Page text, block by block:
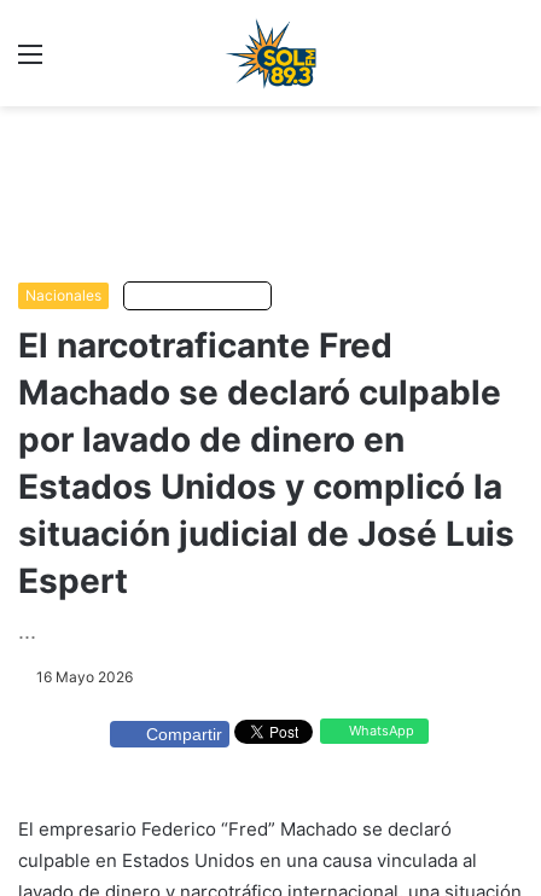
Nacionales
El narcotraficante Fred
Machado se declaró culpable
por lavado de dinero en
Estados Unidos y complicó la
situación judicial de José Luis
Espert
...
16 Mayo 2026
Compartir WhatsApp
El empresario Federico “Fred” Machado se declaró
culpable en Estados Unidos en una causa vinculada al
lavado de dinero y narcotráfico internacional, una situación